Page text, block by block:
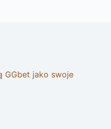
GGbet jako swoje